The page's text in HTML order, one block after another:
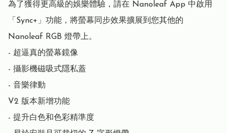
為了獲得更高級的娛樂體驗，請在 Nanoleaf App 中啟用
「Sync+」功能，將螢幕同步效果擴展到您其他的
Nanoleaf RGB 燈帶上。
- 超逼真的螢幕鏡像
- 攝影機磁吸式隱私蓋
- 音樂律動
V2 版本新增功能
- 提升白色和色彩精準度